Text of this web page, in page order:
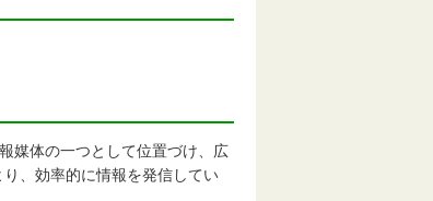
媒体の一つとして位置づけ、広
、効率的に情報を発信してい